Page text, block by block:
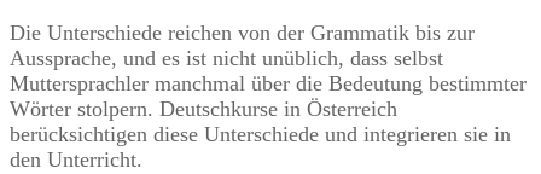
Die Unterschiede reichen von der Grammatik bis zur
Aussprache, und es ist nicht unüblich, dass selbst
Muttersprachler manchmal über die Bedeutung bestimmter
Wörter stolpern. Deutschkurse in Österreich
berücksichtigen diese Unterschiede und integrieren sie in
den Unterricht.